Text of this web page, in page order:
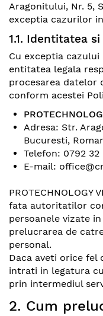
Aragonitului, Nr. 5,
exceptia cazurilor
1.1. Identitatea
Cu exceptia
entitatea legala
procesarea datelor
conform acestei
Adresa: Str.
Bucuresti,
Telefon: 0792 32
E-mail:
PROTECHNOLOGY
fata autoritatilor
persoanele vizate
prelucrarea de
personal.
Daca aveti orice fel
intrati in legatura
prin intermediul
2. Cum